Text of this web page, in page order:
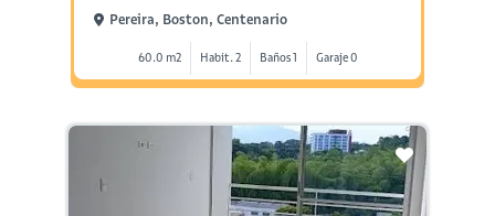
Pereira, Boston, Centenario
60.0 m2 Habit. 2 Baños 1 Garaje 0